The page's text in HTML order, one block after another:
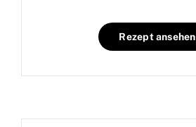
Rezept ansehen